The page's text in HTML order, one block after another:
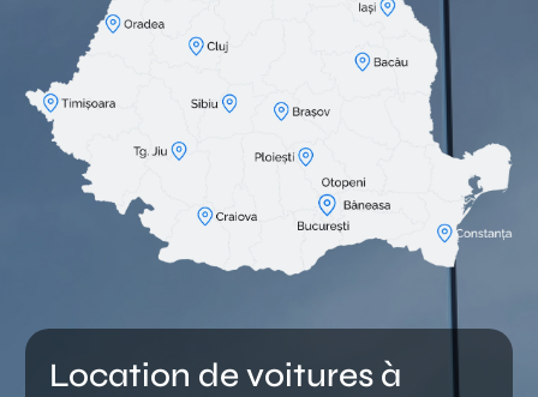
Location de voitures à